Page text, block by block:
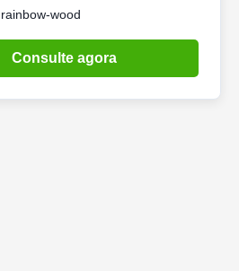
rainbow-wood
Consulte agora